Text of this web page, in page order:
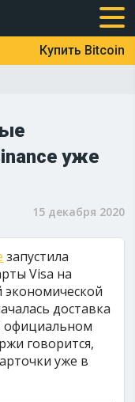
Купить Bitcoin
уже
15 декабря 2020
запустила
Visa на
экономической
доставка
официальном
говорится,
уже в